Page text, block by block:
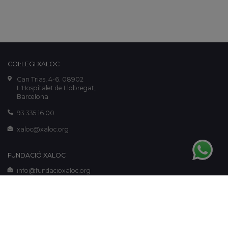
COL·LEGI XALOC
Can Trias, 4-6. 08902
L'Hospitalet de Llobregat,
Barcelona
93 335 16 00
xaloc@xaloc.org
FUNDACIÓ XALOC
info@fundacioxaloc.org